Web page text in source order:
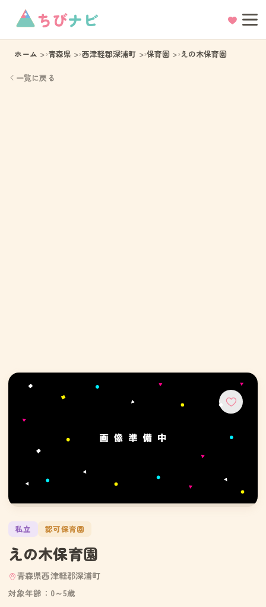
ちびナビ
ホーム 青森県 西津軽郡深浦町 保育園 えの木保育園
一覧に戻る
私立 認可保育園
えの木保育園
青森県西津軽郡深浦町
対象年齢：0～5歳